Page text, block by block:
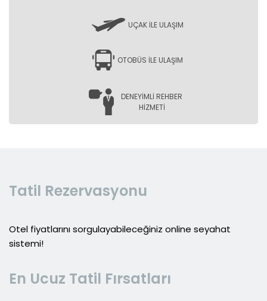
UÇAK İLE ULAŞIM
OTOBÜS İLE ULAŞIM
DENEYİMLİ REHBER
HİZMETİ
Tatil Rezervasyonu
Otel fiyatlarını sorgulayabileceğiniz online seyahat
sistemi!
En Ucuz Tatil Fırsatları